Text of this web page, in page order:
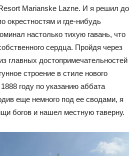
Marianske Lazne. И я решил до
окрестностям и где-нибудь
настолько тихую гавань, что
сердца. Пройдя через
главных достопримечательностей
строение в стиле нового
году по указанию аббата
еще немного под ее сводами, я
богов и нашел местную таверну.